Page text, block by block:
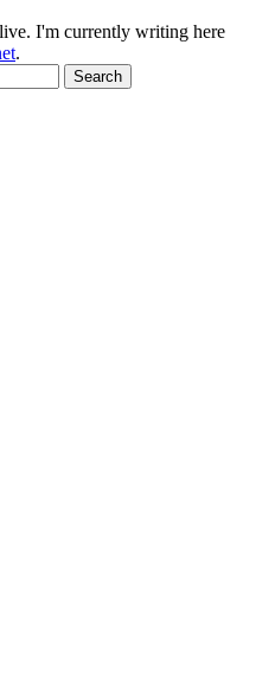
I'm currently writing here
.